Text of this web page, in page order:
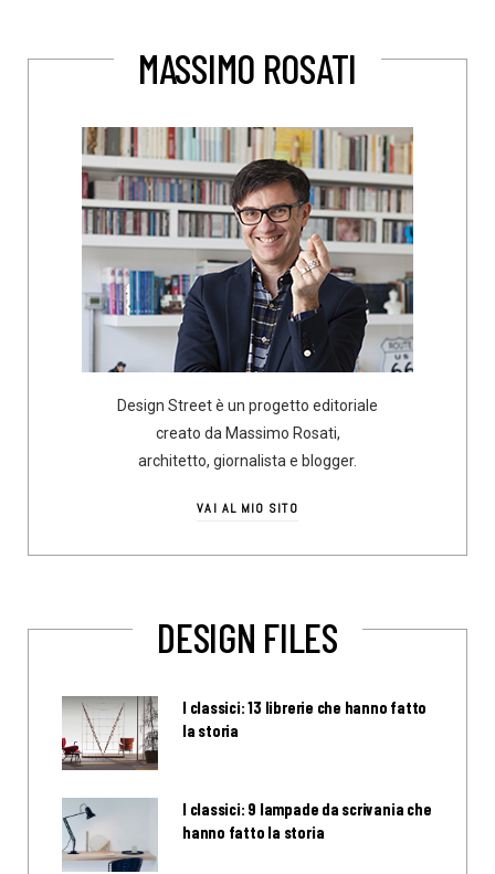
MASSIMO ROSATI
Design Street è un progetto editoriale
creato da Massimo Rosati,
architetto, giornalista e blogger.
VAI AL MIO SITO
DESIGN FILES
I classici: 13 librerie che hanno fatto
la storia
I classici: 9 lampade da scrivania che
hanno fatto la storia